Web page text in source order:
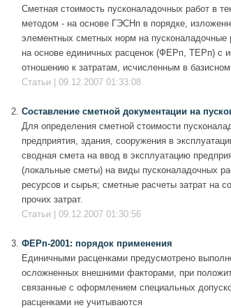
Сметная стоимость пусконаладочных работ в
методом - на основе ГЭСНп в порядке,
элементных сметных норм на
на основе единичных расценок (ФЕРп, ТЕРп) с
отношению к затратам, исчисленным в
Статьи | 09.12.2007 01:33:08
Составление сметной документации на
Для определения сметной стоимости
предприятия, здания, сооружения в
сводная смета на ввод в эксплуатацию
(локальные сметы) на виды пусконаладочных
ресурсов и сырья; сметные расчеты затрат на
прочих затрат.
Статьи | 09.12.2007 01:30:56
ФЕРп-2001: порядок применения
Единичными расценками предусмотрено
осложненных внешними факторами, при
связанные с оформлением специальных
расценками не учитываются